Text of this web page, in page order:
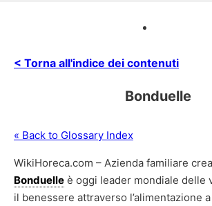
< Torna all'indice dei contenuti
Bonduelle
« Back to Glossary Index
WikiHoreca.com – Azienda familiare
Bonduelle è oggi leader mondiale delle
il benessere attraverso l’alimentazione